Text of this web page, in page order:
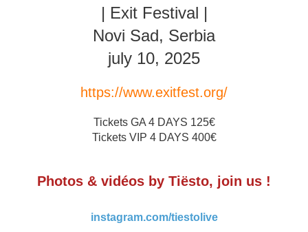
| Exit Festival |
Novi Sad, Serbia
july 10, 2025
https://www.exitfest.org/
Tickets GA 4 DAYS 125€
Tickets VIP 4 DAYS 400€
Photos & vidéos by Tiësto, join us !
instagram.com/tiestolive